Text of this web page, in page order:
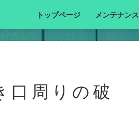
トップページ メンテナンス
口周りの破